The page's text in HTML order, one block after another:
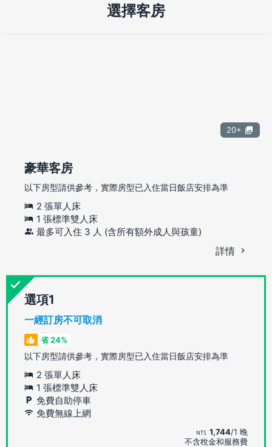
選擇客房
20+
豪華客房
以下房型請供參考，實際房型已入住當日飯店安排為準
2 張單人床
1 張標準雙人床
最多可入住 3 人 (含所有額外成人與孩童)
詳情
選項
一經訂房不可取消
省 24%
以下房型請供參考，實際房型已入住當日飯店安排為準
2 張單人床
1 張標準雙人床
免費自助停車
免費無線上網
1,744/1 晚
不含稅金和服務費